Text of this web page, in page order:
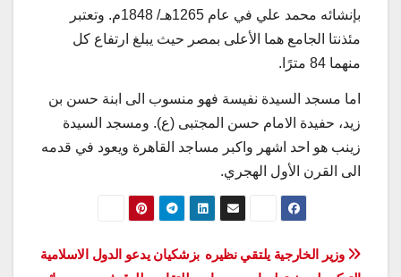
بإنشائه محمد علي في عام 1265هـ/ 1848م. وتعتبر
مئذنتا الجامع هما الأعلى بمصر حيث يبلغ ارتفاع كل
منهما 84 مترًا.
اما مسجد السيدة نفيسة فهو منسوب الى ابنة حسن بن
زيد، حفيدة الامام حسن المجتبى (ع). ومسجد السيدة
زينب هو احد اشهر واكبر مساجد القاهرة ويعود في قدمه
الى القرن الأول الهجري.
تصفّح
بزشكيان يدعو الدول الاسلامية وزير الخارجية يلتقي نظيره